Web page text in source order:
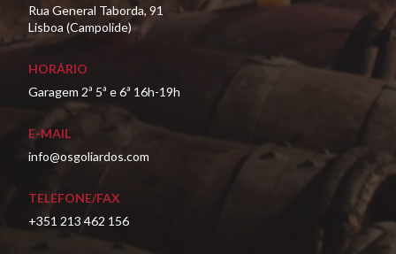
Rua General Taborda, 91
Lisboa (Campolide)
HORÁRIO
Garagem 2ª 5ª e 6ª 16h-19h
E-MAIL
info@osgoliardos.com
TELEFONE/FAX
+351 213 462 156